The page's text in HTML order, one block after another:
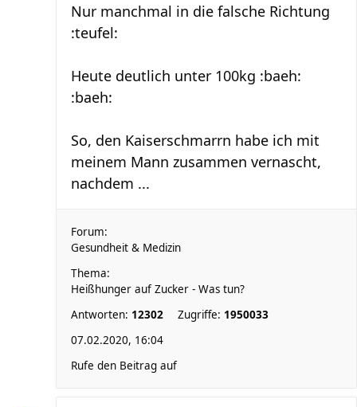
Nur manchmal in die falsche Richtung
:teufel:
Heute deutlich unter 100kg :baeh:
:baeh:
So, den Kaiserschmarrn habe ich mit
meinem Mann zusammen vernascht,
nachdem ...
Forum:
Gesundheit & Medizin
Thema:
Heißhunger auf Zucker - Was tun?
Antworten: 12302 Zugriffe: 1950033
07.02.2020, 16:04
Rufe den Beitrag auf